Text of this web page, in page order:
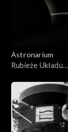
Astronarium
Rubieże Układu